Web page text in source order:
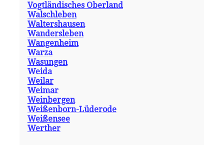
Vogtländisches Oberland
Walschleben
Waltershausen
Wandersleben
Wangenheim
Warza
Wasungen
Weida
Weilar
Weimar
Weinbergen
Weißenborn-Lüderode
Weißensee
Werther